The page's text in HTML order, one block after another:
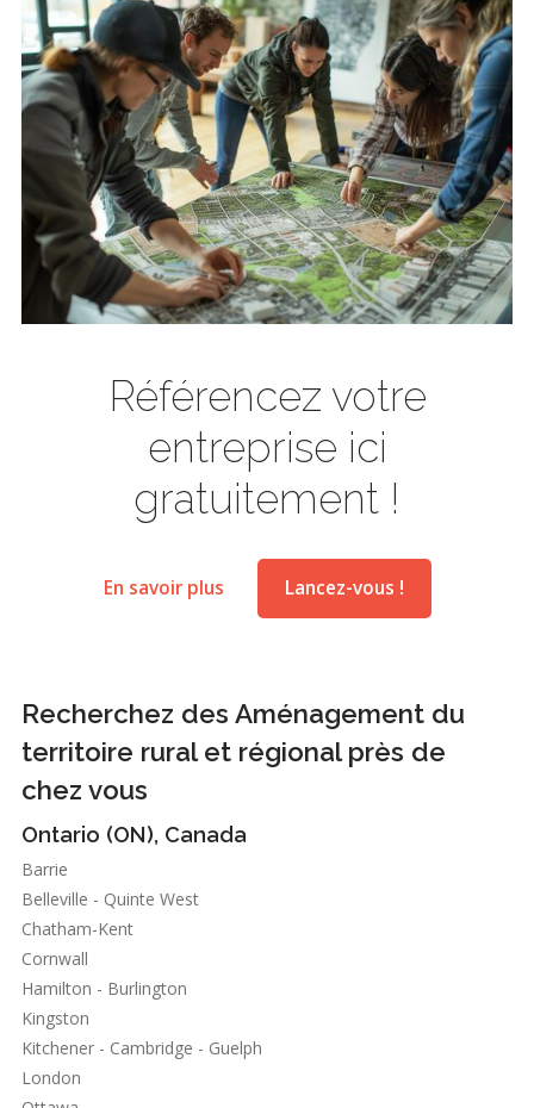
Référencez votre
entreprise ici
gratuitement !
En savoir plus Lancez-vous !
Recherchez des Aménagement du
territoire rural et régional près de
chez vous
Ontario (ON), Canada
Barrie
Belleville - Quinte West
Chatham-Kent
Cornwall
Hamilton - Burlington
Kingston
Kitchener - Cambridge - Guelph
London